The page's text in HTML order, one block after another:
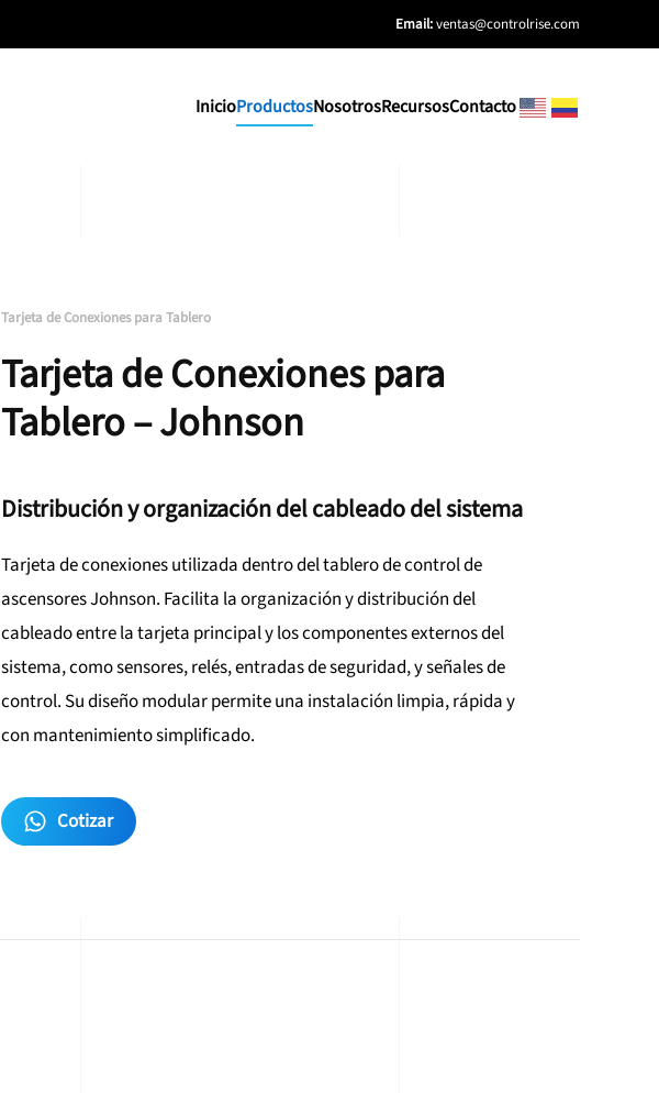
Email:ventas@controlrise.com
InicioProductosNosotrosRecursosContacto
Tarjeta de Conexiones para Tablero
Tarjeta de Conexiones para
Tablero – Johnson
Distribución y organización del cableado del sistema
Tarjeta de conexiones utilizada dentro del tablero de control de
ascensores Johnson. Facilita la organización y distribución del
cableado entre la tarjeta principal y los componentes externos del
sistema, como sensores, relés, entradas de seguridad, y señales de
control. Su diseño modular permite una instalación limpia, rápida y
con mantenimiento simplificado.
Cotizar